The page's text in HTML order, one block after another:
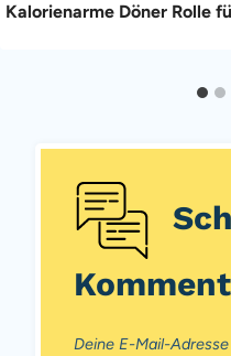
Kalorienarme Döner Rolle
Deine E-Mail-